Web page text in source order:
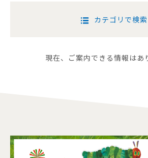
カテゴリで検索
現在、ご案内できる情報はあ